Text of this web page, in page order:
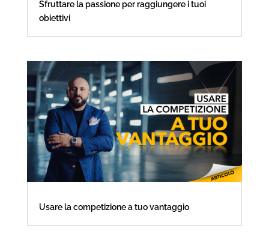
Sfruttare la passione per raggiungere i tuoi
obiettivi
Usare la competizione a tuo vantaggio